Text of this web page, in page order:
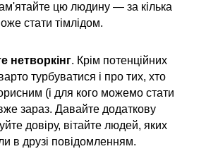
цю людину — за кілька
стати тімлідом.
нетворкінг. Крім потенційних
турбуватися і про тих, хто
(і для кого можемо стати
зараз. Давайте додаткову
довіру, вітайте людей, яких
в друзі повідомленням.